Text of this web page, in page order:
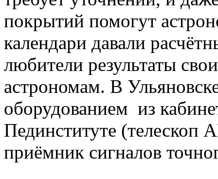
покрытий помогут
календари давали
любители результаты
астрономам. В
оборудованием из
Пединституте (телескоп
приёмник сигналов